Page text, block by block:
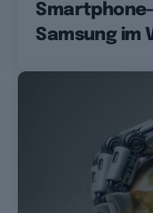
Samsung im